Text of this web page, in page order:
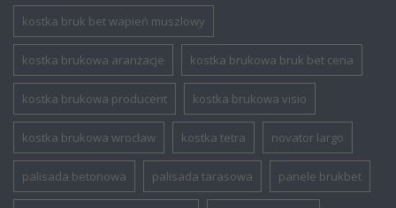
kostka bruk bet wapień muszlowy
kostka brukowa aranżacje kostka brukowa bruk bet cena
kostka brukowa producent kostka brukowa visio
kostka brukowa wrocław kostka tetra novator largo
palisada betonowa palisada tarasowa panele brukbet